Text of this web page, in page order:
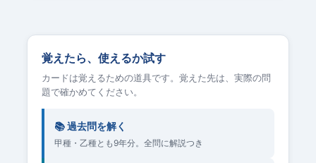
覚えたら、使えるか試す
カードは覚えるための道具です。覚えた先は、実際の問
題で確かめてください。
📚 過去問を解く
甲種・乙種とも9年分。全問に解説つき